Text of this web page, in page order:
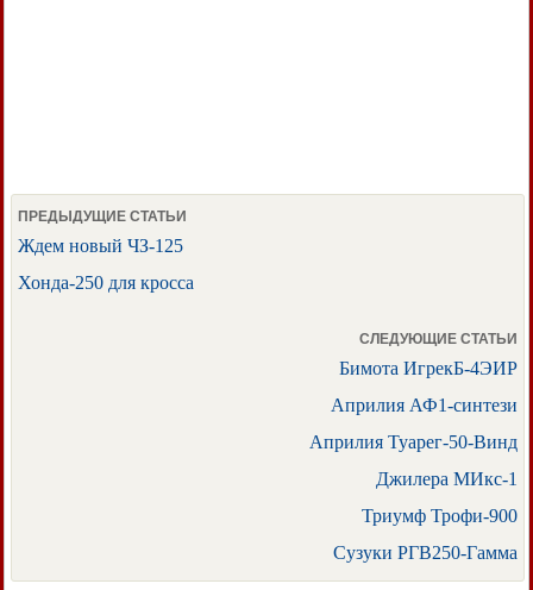
ПРЕДЫДУЩИЕ СТАТЬИ
Ждем новый ЧЗ-125
Хонда-250 для кросса
СЛЕДУЮЩИЕ СТАТЬИ
Бимота ИгрекБ-4ЭИР
Априлия АФ1-синтези
Априлия Туарег-50-Винд
Джилера МИкс-1
Триумф Трофи-900
Сузуки РГВ250-Гамма